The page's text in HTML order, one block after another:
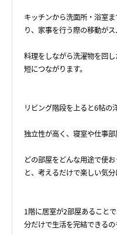
キッチンから洗面所・浴室
り、家事を行う際の移動が
料理をしながら洗濯物を回
短につながります。
リビング階段を上ると6帖の
独立性が高く、寝室や仕事部
どの部屋をどんな用途で使
と、考えるだけで楽しい気
1階に居室が2部屋あること
分だけで生活を完結できる